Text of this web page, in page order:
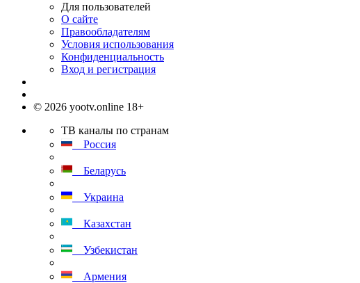
Для пользователей
О сайте
Правообладателям
Условия использования
Конфиденциальность
Вход и регистрация
© 2026 yootv.online 18+
ТВ каналы по странам
Россия
Беларусь
Украина
Казахстан
Узбекистан
Армения